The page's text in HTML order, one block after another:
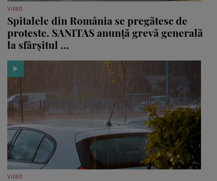
VIDEO
Spitalele din România se pregătesc de
proteste. SANITAS anunță grevă generală
la sfârșitul ...
VIDEO